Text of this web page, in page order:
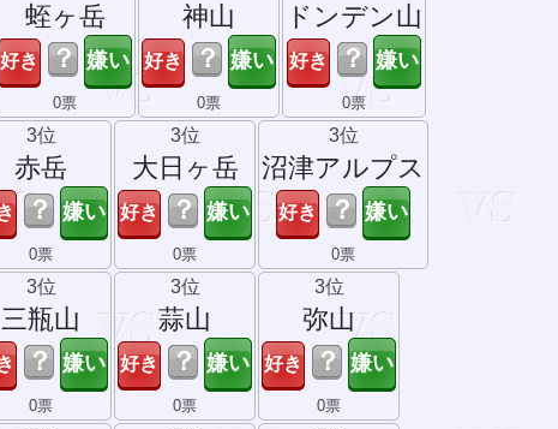
蛭ヶ岳
？
0票
神山
？
0票
ドンデン山
？
0票
3位
赤岳
？
0票
3位
大日ヶ岳
？
0票
3位
沼津アルプス
？
0票
3位
三瓶山
？
0票
3位
蒜山
？
0票
3位
弥山
？
0票